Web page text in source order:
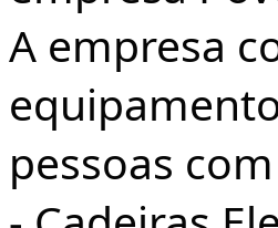
A empresa
pessoas